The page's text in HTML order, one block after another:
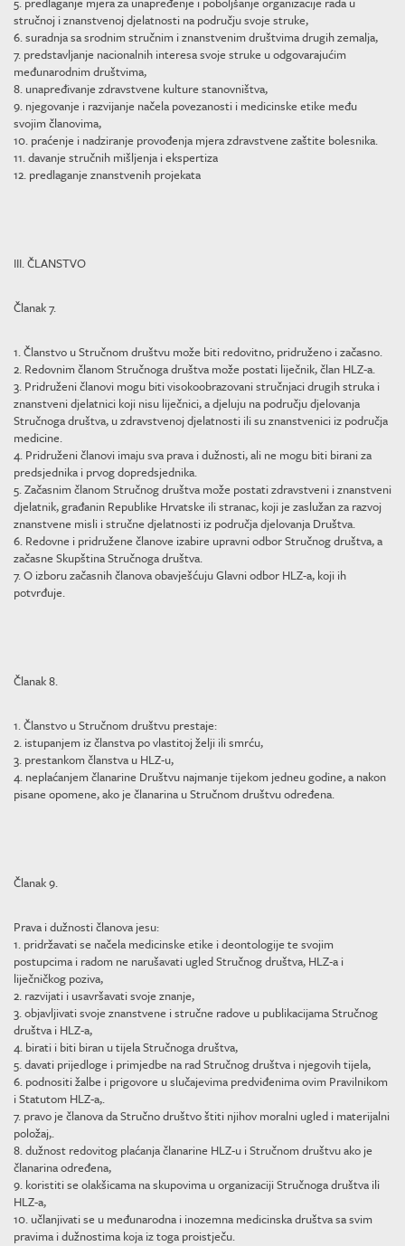
stručnoj i znanstvenoj djelatnosti na području svoje struke,
6. suradnja sa srodnim stručnim i znanstvenim društvima drugih zemalja,
7. predstavljanje nacionalnih interesa svoje struke u odgovarajućim
međunarodnim društvima,
8. unapređivanje zdravstvene kulture stanovništva,
9. njegovanje i razvijanje načela povezanosti i medicinske etike među
svojim članovima,
10. praćenje i nadziranje provođenja mjera zdravstvene zaštite bolesnika.
11. davanje stručnih mišljenja i ekspertiza
12. predlaganje znanstvenih projekata
III. ČLANSTVO
Članak 7.
1. Članstvo u Stručnom društvu može biti redovitno, pridruženo i začasno.
2. Redovnim članom Stručnoga društva može postati liječnik, član HLZ-a.
3. Pridruženi članovi mogu biti visokoobrazovani stručnjaci drugih struka i
znanstveni djelatnici koji nisu liječnici, a djeluju na području djelovanja
Stručnoga društva, u zdravstvenoj djelatnosti ili su znanstvenici iz područja
medicine.
4. Pridruženi članovi imaju sva prava i dužnosti, ali ne mogu biti birani za
predsjednika i prvog dopredsjednika.
5. Začasnim članom Stručnog društva može postati zdravstveni i znanstveni
djelatnik, građanin Republike Hrvatske ili stranac, koji je zaslužan za razvoj
znanstvene misli i stručne djelatnosti iz područja djelovanja Društva.
6. Redovne i pridružene članove izabire upravni odbor Stručnog društva, a
začasne Skupština Stručnoga društva.
7. O izboru začasnih članova obavješćuju Glavni odbor HLZ-a, koji ih
potvrđuje.
Članak 8.
1. Članstvo u Stručnom društvu prestaje:
2. istupanjem iz članstva po vlastitoj želji ili smrću,
3. prestankom članstva u HLZ-u,
4. neplaćanjem članarine Društvu najmanje tijekom jedneu godine, a nakon
pisane opomene, ako je članarina u Stručnom društvu određena.
Članak 9.
Prava i dužnosti članova jesu:
1. pridržavati se načela medicinske etike i deontologije te svojim
postupcima i radom ne narušavati ugled Stručnog društva, HLZ-a i
liječničkog poziva,
2. razvijati i usavršavati svoje znanje,
3. objavljivati svoje znanstvene i stručne radove u publikacijama Stručnog
društva i HLZ-a,
4. birati i biti biran u tijela Stručnoga društva,
5. davati prijedloge i primjedbe na rad Stručnog društva i njegovih tijela,
6. podnositi žalbe i prigovore u slučajevima predviđenima ovim Pravilnikom
i Statutom HLZ-a,.
7. pravo je članova da Stručno društvo štiti njihov moralni ugled i materijalni
položaj,.
8. dužnost redovitog plaćanja članarine HLZ-u i Stručnom društvu ako je
članarina određena,
9. koristiti se olakšicama na skupovima u organizaciji Stručnoga društva ili
HLZ-a,
10. učlanjivati se u međunarodna i inozemna medicinska društva sa svim
pravima i dužnostima koja iz toga proistječu.